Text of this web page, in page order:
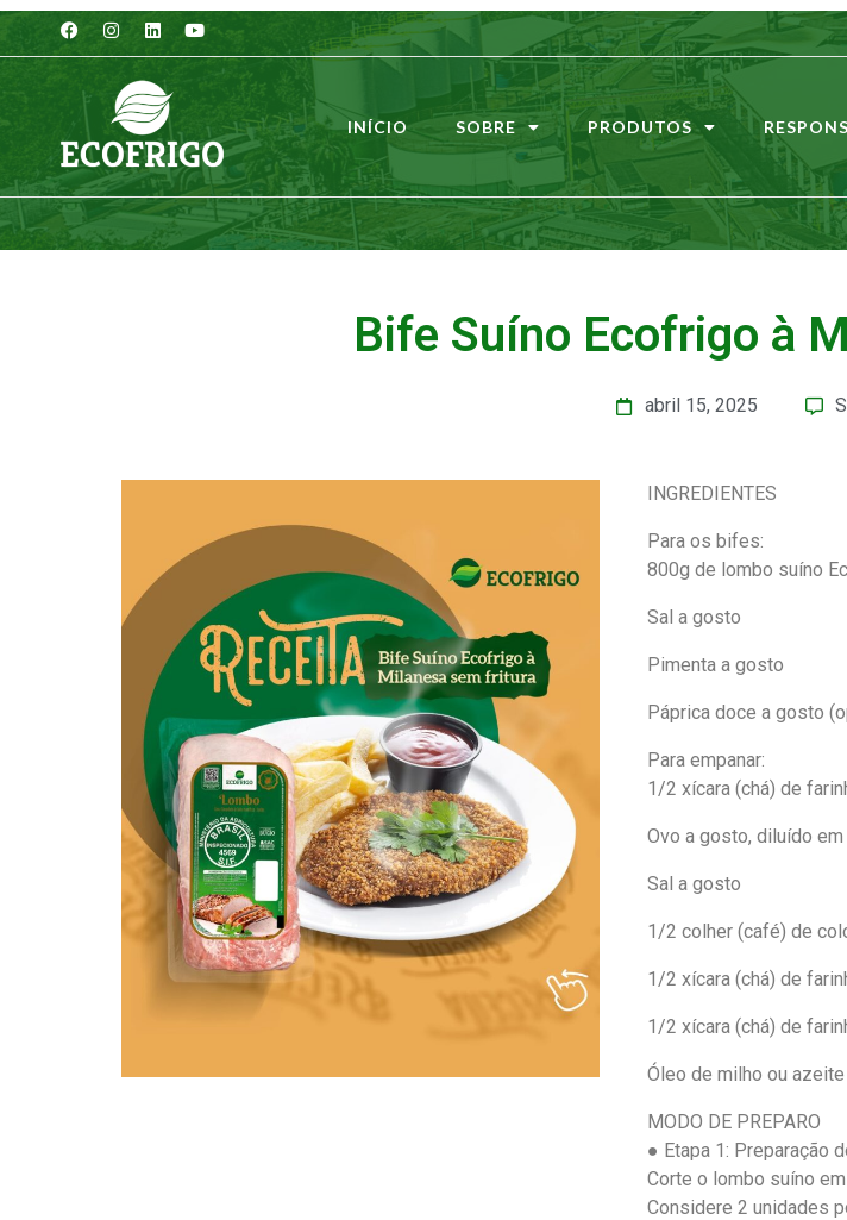
INÍCIO SOBRE PRODUTOS
Bife Suíno Ecofrigo à
abril 15, 2025
INGREDIENTES
Para os bifes:
800g de lombo suíno
Sal a gosto
Pimenta a gosto
Páprica doce a gosto
Para empanar:
1/2 xícara (chá) de
Ovo a gosto, diluído
Sal a gosto
1/2 colher (café) de
1/2 xícara (chá) de
1/2 xícara (chá) de
Óleo de milho ou
MODO DE PREPARO
● Etapa 1: Preparação
Corte o lombo suíno
Considere 2 unidades